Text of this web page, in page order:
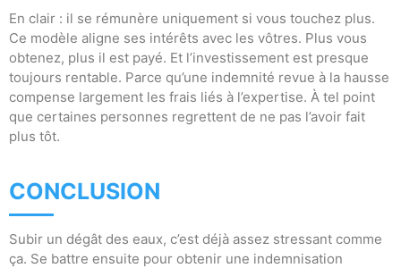
En clair : il se rémunère uniquement si vous touchez plus.
Ce modèle aligne ses intérêts avec les vôtres. Plus vous
obtenez, plus il est payé. Et l’investissement est presque
toujours rentable. Parce qu’une indemnité revue à la hausse
compense largement les frais liés à l’expertise. À tel point
que certaines personnes regrettent de ne pas l’avoir fait
plus tôt.
CONCLUSION
Subir un dégât des eaux, c’est déjà assez stressant comme
ça. Se battre ensuite pour obtenir une indemnisation